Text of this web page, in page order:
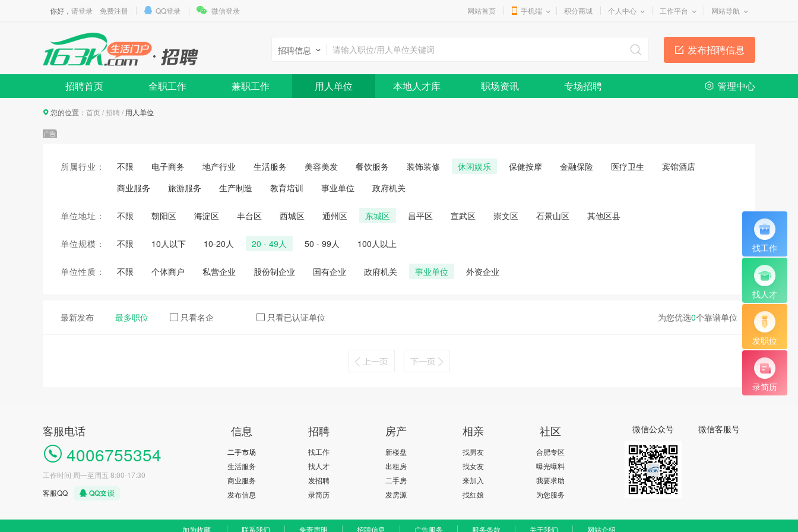
你好， 请登录 免费注册 QQ登录 微信登录 网站首页 手机端 积分商城 个人中心 工作平台 网站导航
发布招聘信息
招聘信息
招聘首页 全职工作 兼职工作 用人单位 本地人才库 职场资讯 专场招聘 管理中心
找工作
找人才
发职位
录简历
您的位置： 首页/招聘/ 用人单位
所属行业： 不限 电子商务 地产行业 生活服务 美容美发 餐饮服务 装饰装修 休闲娱乐 保健按摩 金融保险 医疗卫生
宾馆酒店
商业服务
旅游服务 生产制造 教育培训 事业单位 政府机关
单位地址： 不限 朝阳区 海淀区 丰台区 西城区 通州区 东城区 昌平区 宣武区 崇文区 石景山区 其他区县
单位规模： 不限 10人以下 10-20人 20 - 49人 50 - 99人 100人以上
单位性质： 不限 个体商户 私营企业 股份制企业 国有企业 政府机关 事业单位 外资企业
为您优选0个靠谱单位
最新发布 最多职位 只看名企 只看已认证单位
客服电话
4006755354
工作时间 周一至周五 8:00-17:30
客服QQ
信息
二手市场
生活服务
商业服务
发布信息
招聘
找工作
找人才
发招聘
录简历
房产
新楼盘
出租房
二手房
发房源
相亲
找男友
找女友
来加入
找红娘
社区
合肥专区
曝光曝料
我要求助
为您服务
微信公众号 微信客服号
加为收藏 联系我们 免责声明 招聘信息 广告服务 服务条款 关于我们 网站介绍